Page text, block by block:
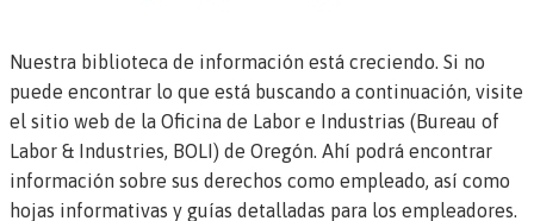
Nuestra biblioteca de información está creciendo. Si no
puede encontrar lo que está buscando a continuación, visite
el sitio web de la Oficina de Labor e Industrias (Bureau of
Labor & Industries, BOLI) de Oregón. Ahí podrá encontrar
información sobre sus derechos como empleado, así como
hojas informativas y guías detalladas para los empleadores.